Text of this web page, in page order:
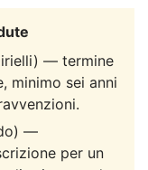
— termine
minimo sei anni
—
per un